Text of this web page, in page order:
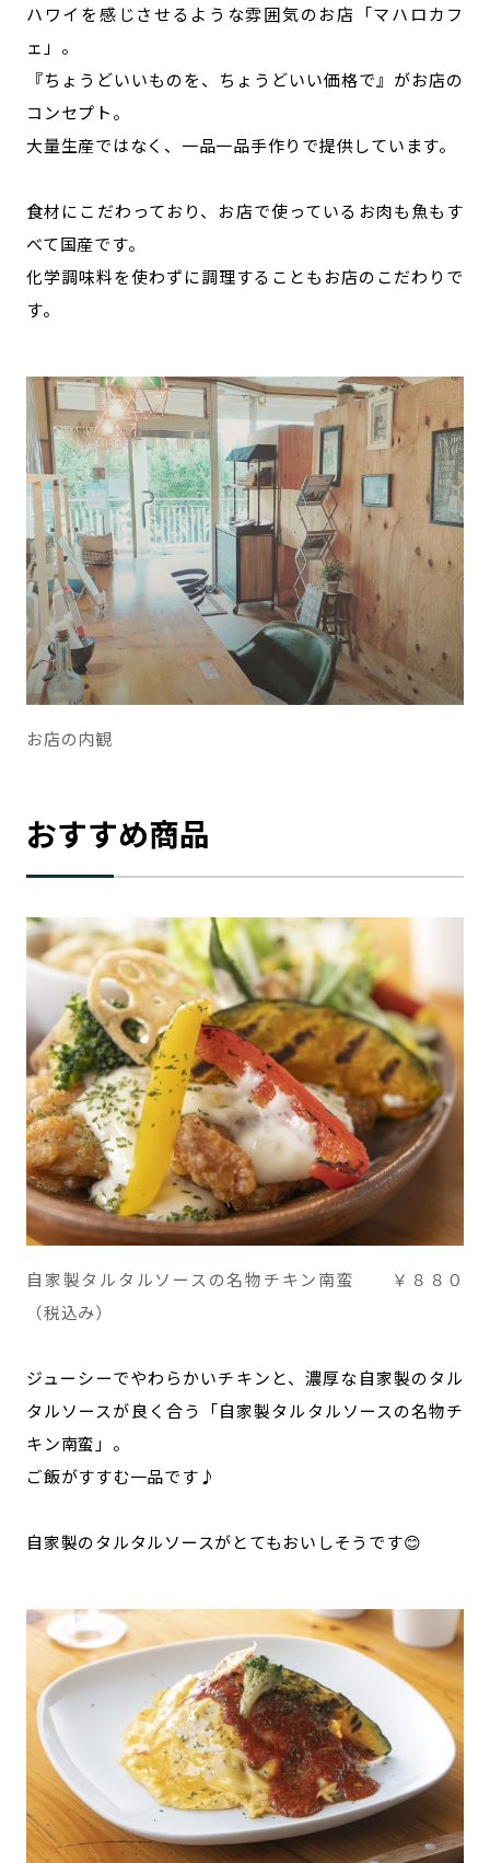
ハワイを感じさせるような雰囲気のお店「マハロカフ
ェ」。
『ちょうどいいものを、ちょうどいい価格で』がお店の
コンセプト。
大量生産ではなく、一品一品手作りで提供しています。
食材にこだわっており、お店で使っているお肉も魚もす
べて国産です。
化学調味料を使わずに調理することもお店のこだわりで
す。
お店の内観
おすすめ商品
自家製タルタルソースの名物チキン南蛮 ￥８８０
（税込み）
ジューシーでやわらかいチキンと、濃厚な自家製のタル
タルソースが良く合う「自家製タルタルソースの名物チ
キン南蛮」。
ご飯がすすむ一品です♪
自家製のタルタルソースがとてもおいしそうです😊